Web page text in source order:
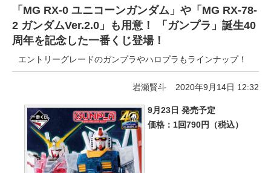
「MG RX‐0 ユニコーンガンダム」や「MG RX‐78‐
2 ガンダムVer.2.0」も用意！ 「ガンプラ」誕生40
周年を記念した一番くじ登場！
エントリーグレードのガンプラやハロプラもラインナップ！
岩瀬賢斗 2020年9月14日 12:32
9月23日 発売予定
価格：1回790円（税込）